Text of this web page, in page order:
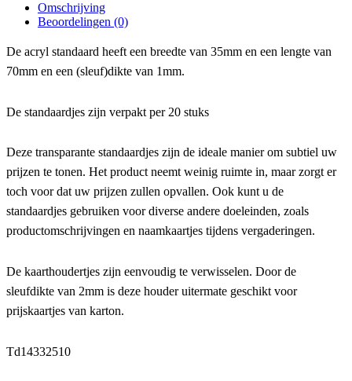
Omschrijving
Beoordelingen (0)
De acryl standaard heeft een breedte van 35mm en een lengte van
70mm en een (sleuf)dikte van 1mm.
De standaardjes zijn verpakt per 20 stuks
Deze transparante standaardjes zijn de ideale manier om subtiel uw
prijzen te tonen. Het product neemt weinig ruimte in, maar zorgt er
toch voor dat uw prijzen zullen opvallen. Ook kunt u de
standaardjes gebruiken voor diverse andere doeleinden, zoals
productomschrijvingen en naamkaartjes tijdens vergaderingen.
De kaarthoudertjes zijn eenvoudig te verwisselen. Door de
sleufdikte van 2mm is deze houder uitermate geschikt voor
prijskaartjes van karton.
Td14332510